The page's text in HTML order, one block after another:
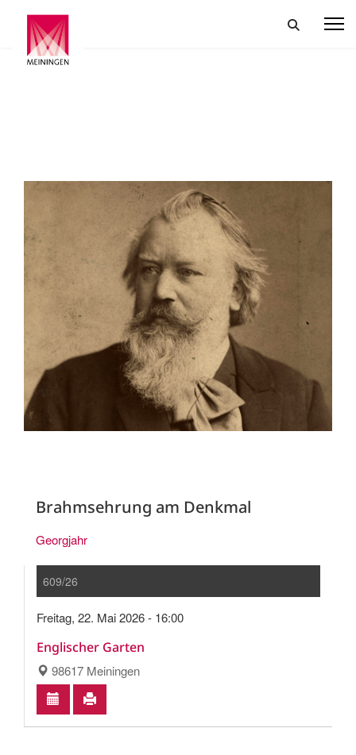
Brahmsehrung am Denkmal
Georgjahr
609/26
Freitag, 22. Mai 2026 - 16:00
Englischer Garten
98617 Meiningen